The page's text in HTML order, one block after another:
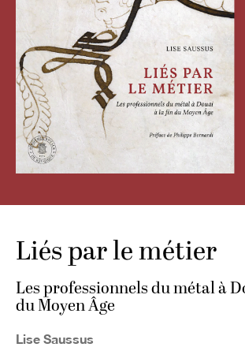
Liés par le métier
Les professionnels du métal à
du Moyen Âge
Lise Saussus